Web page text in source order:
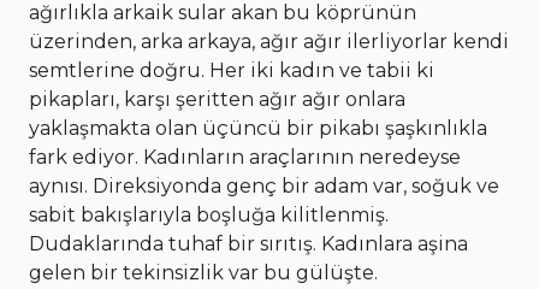
ağırlıkla arkaik sular akan bu köprünün
üzerinden, arka arkaya, ağır ağır ilerliyorlar kendi
semtlerine doğru. Her iki kadın ve tabii ki
pikapları, karşı şeritten ağır ağır onlara
yaklaşmakta olan üçüncü bir pikabı şaşkınlıkla
fark ediyor. Kadınların araçlarının neredeyse
aynısı. Direksiyonda genç bir adam var, soğuk ve
sabit bakışlarıyla boşluğa kilitlenmiş.
Dudaklarında tuhaf bir sırıtış. Kadınlara aşina
gelen bir tekinsizlik var bu gülüşte.